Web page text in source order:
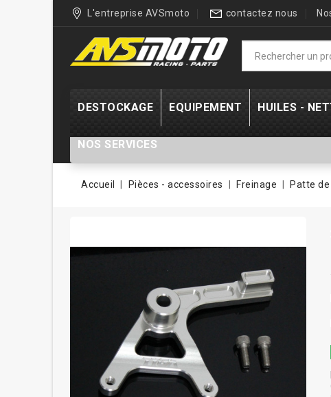
L'entreprise AVSmoto contactez nous
DESTOCKAGE EQUIPEMENT HUILES -
NOS SERVICES
Accueil Pièces - accessoires Freinage Patte